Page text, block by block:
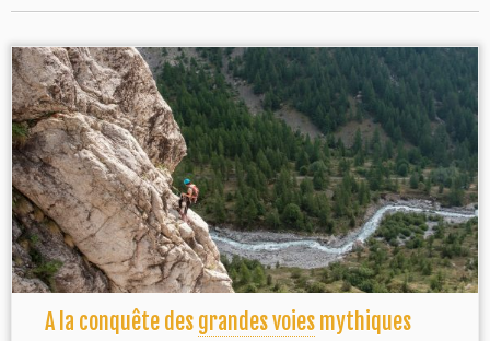
grandes voies
A la conquête des grandes voies mythiques